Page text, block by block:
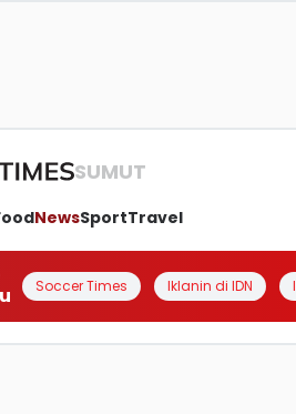
SUMUT
NewsSportTravel
Soccer Times Iklanin di IDN